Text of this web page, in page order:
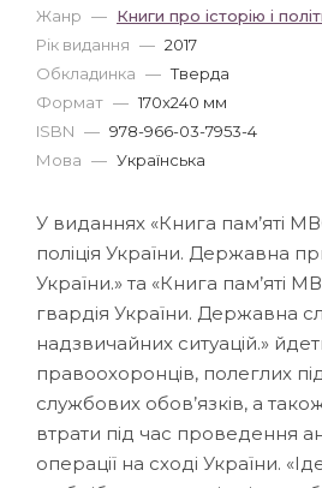
Жанр — Книги про історію і
Рік видання — 2017
Обкладинка — Тверда
Формат — 170x240 мм
ISBN — 978-966-03-7953-4
Мова — Українська
У виданнях «Книга пам’яті
поліція України. Державна
України.» та «Книга пам’яті
гвардія України. Державна
надзвичайних ситуацій.»
правоохоронців, полеглих
службових обов’язків, а
втрати під час проведення
операції на сході України.